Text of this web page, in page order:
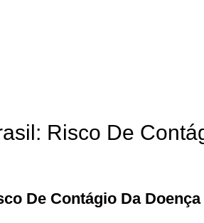
Risco De
De Contágio Da